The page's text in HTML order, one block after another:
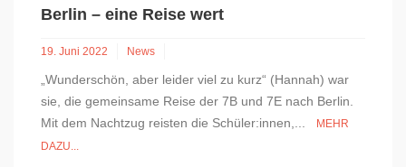
Berlin – eine Reise wert
19. Juni 2022 News
„Wunderschön, aber leider viel zu kurz“ (Hannah) war
sie, die gemeinsame Reise der 7B und 7E nach Berlin.
Mit dem Nachtzug reisten die Schüler:innen,...
MEHR
DAZU...